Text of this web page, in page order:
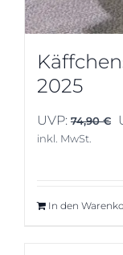
2025
UVP: 74,90€
inkl. MwSt.
In den